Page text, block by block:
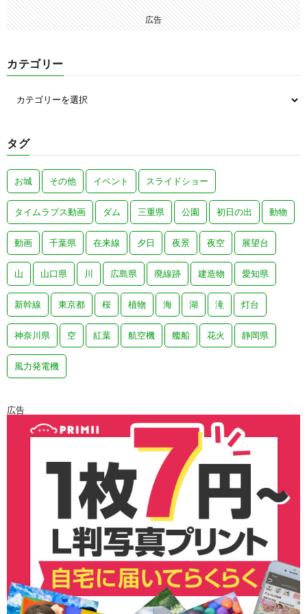
広告
カテゴリー
タグ
お城 その他 イベント スライドショー
タイムラプス動画 ダム 三重県 公園 初日の出 動物
動画 千葉県 在来線 夕日 夜景 夜空 展望台
山 山口県 川 広島県 廃線跡 建造物 愛知県
新幹線 東京都 桜 植物 海 湖 滝 灯台
神奈川県 空 紅葉 航空機 艦船 花火 静岡県
風力発電機
広告